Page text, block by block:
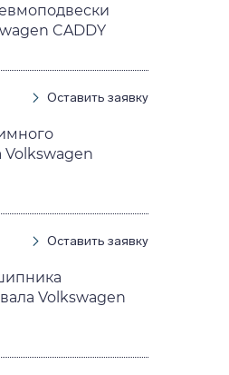
CADDY
Оставить заявку
Оставить заявку
Volkswagen